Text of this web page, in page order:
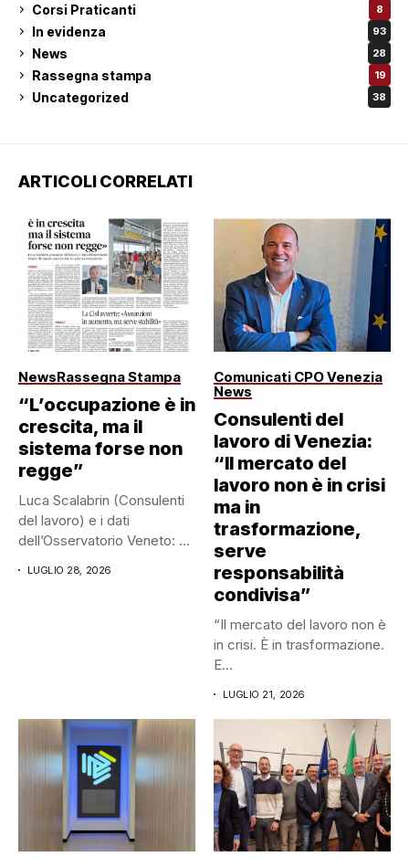
Corsi Praticanti 8
In evidenza 93
News 28
Rassegna stampa 19
Uncategorized 38
ARTICOLI CORRELATI
NewsRassegna Stampa
“L’occupazione è in
crescita, ma il
sistema forse non
regge”
Luca Scalabrin (Consulenti
del lavoro) e i dati
dell’Osservatorio Veneto: “Il
LUGLIO 28, 2026
Comunicati CPO Venezia
News
Consulenti del
lavoro di Venezia:
“Il mercato del
lavoro non è in crisi
ma in
trasformazione,
serve
responsabilità
condivisa”
“Il mercato del lavoro non è
in crisi. È in trasformazione.
E...
LUGLIO 21, 2026